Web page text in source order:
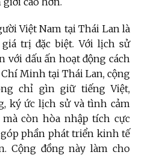
Việt Nam tại Thái Lan là
trị đặc biệt. Với lịch sử
với dấu ấn hoạt động cách
Minh tại Thái Lan, cộng
chỉ gìn giữ tiếng Việt,
ký ức lịch sử và tình cảm
còn hòa nhập tích cực
góp phần phát triển kinh tế
Cộng đồng này làm cho